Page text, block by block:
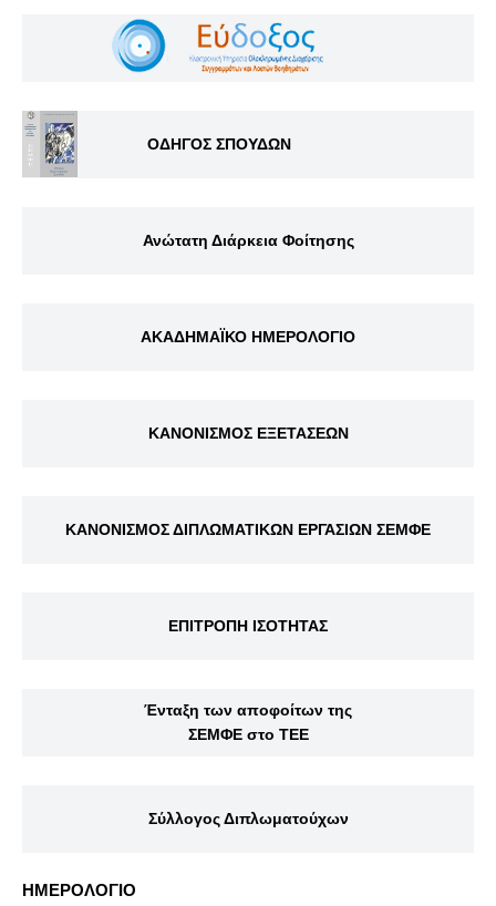
ΟΔΗΓΟΣ ΣΠΟΥΔΩΝ
Ανώτατη Διάρκεια Φοίτησης
ΑΚΑΔΗΜΑΪΚΟ ΗΜΕΡΟΛΟΓΙΟ
ΚΑΝΟΝΙΣΜΟΣ ΕΞΕΤΑΣΕΩΝ
ΚΑΝΟΝΙΣΜΟΣ ΔΙΠΛΩΜΑΤΙΚΩΝ ΕΡΓΑΣΙΩΝ ΣΕΜΦΕ
ΕΠΙΤΡΟΠΗ ΙΣΟΤΗΤΑΣ
Ένταξη των αποφοίτων της
ΣΕΜΦΕ στο ΤΕΕ
Σύλλογος Διπλωματούχων
ΗΜΕΡΟΛΟΓΙΟ